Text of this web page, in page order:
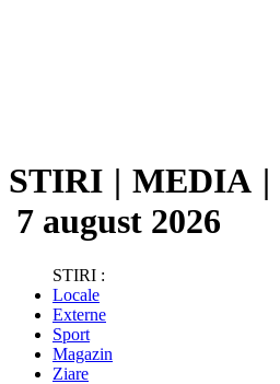
STIRI | MEDIA |
7 august 2026
STIRI :
Locale
Externe
Sport
Magazin
Ziare